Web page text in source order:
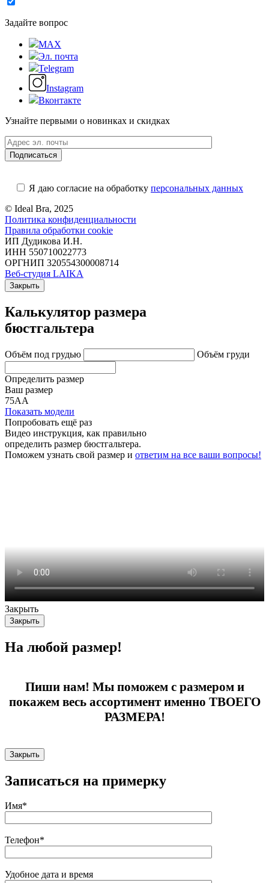
Задайте вопрос
MAX
Эл. почта
Telegram
Instagram
Вконтакте
Узнайте первыми о новинках и скидках
Я даю согласие на обработку персональных данных
© Ideal Bra, 2025
Политика конфиденциальности
Правила обработки cookie
ИП Дудикова И.Н.
ИНН 550710022773
ОРГНИП 320554300008714
Веб-студия LAIKA
Закрыть
Калькулятор размера
бюстгальтера
Объём под грудью Объём груди
Определить размер
Ваш размер
75АА
Показать модели
Попробовать ещё раз
Видео инструкция, как правильно
определить размер бюстгальтера.
Поможем узнать свой размер и ответим на все ваши вопросы!
Закрыть
Закрыть
На любой размер!
Пиши нам! Мы поможем с размером и
покажем весь ассортимент именно ТВОЕГО
РАЗМЕРА!
Закрыть
Записаться на примерку
Имя*
Телефон*
Удобное дата и время